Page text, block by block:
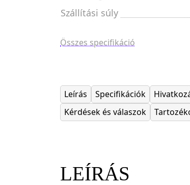
Szállítási súly
Összes specifikáció
Leírás Specifikációk
Kérdések és válaszok
LEÍRÁS